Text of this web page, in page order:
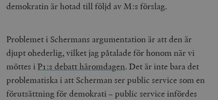
demokratin är hotad till följd av M:s förslag.
Problemet i Schermans argumentation är att den är
djupt ohederlig, vilket jag påtalade för honom när vi
möttes iP1:s debatt häromdagen. Det är inte bara det
problematiska i att Scherman ser public service som en
förutsättning för demokrati – public service infördes